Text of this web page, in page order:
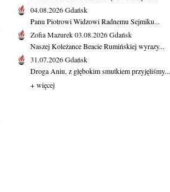
04.08.2026Gdańsk
Panu Piotrowi Widzowi Radnemu Sejmiku...
Zofia Mazurek03.08.2026Gdańsk
Naszej Koleżance Beacie Rumińskiej wyrazy...
31.07.2026Gdańsk
Droga Aniu, z głębokim smutkiem przyjęliśmy...
+ więcej